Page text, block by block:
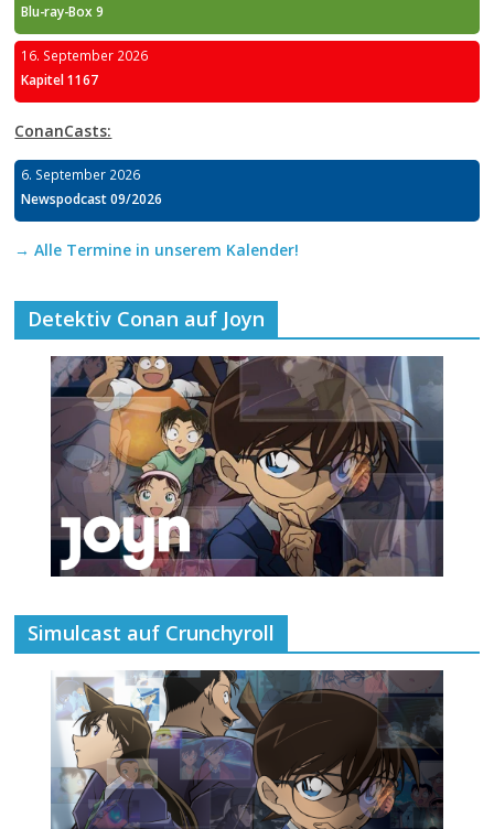
Blu-ray-Box 9
16. September 2026
Kapitel 1167
ConanCasts:
6. September 2026
Newspodcast 09/2026
→ Alle Termine in unserem Kalender!
Detektiv Conan auf Joyn
Simulcast auf Crunchyroll